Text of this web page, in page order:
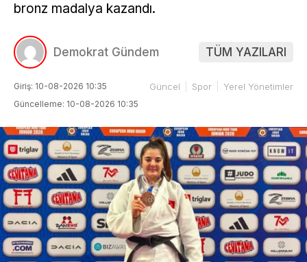
bronz madalya kazandı.
Demokrat Gündem TÜM YAZILARI
Giriş: 10-08-2026 10:35
Güncelleme: 10-08-2026 10:35
Güncel Spor Yerel Yönetimler